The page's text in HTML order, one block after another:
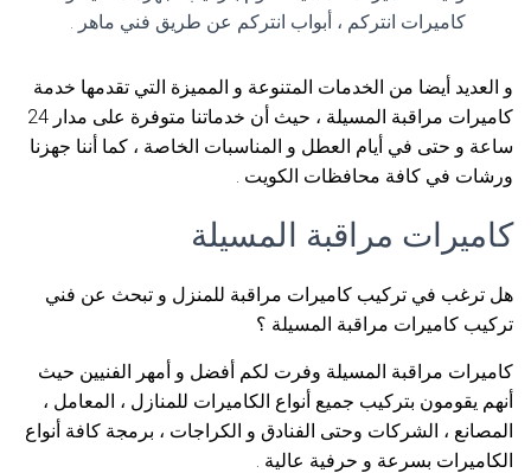
كاميرات انتركم ، أبواب انتركم عن طريق فني ماهر .
و العديد أيضا من الخدمات المتنوعة و المميزة التي تقدمها خدمة
كاميرات مراقبة المسيلة ، حيث أن خدماتنا متوفرة على مدار 24
ساعة و حتى في أيام العطل و المناسبات الخاصة ، كما أننا جهزنا
ورشات في كافة محافظات الكويت .
كاميرات مراقبة المسيلة
هل ترغب في تركيب كاميرات مراقبة للمنزل و تبحث عن فني
تركيب كاميرات مراقبة المسيلة ؟
كاميرات مراقبة المسيلة وفرت لكم أفضل و أمهر الفنيين حيث
أنهم يقومون بتركيب جميع أنواع الكاميرات للمنازل ، المعامل ،
المصانع ، الشركات وحتى الفنادق و الكراجات ، برمجة كافة أنواع
الكاميرات بسرعة و حرفية عالية .